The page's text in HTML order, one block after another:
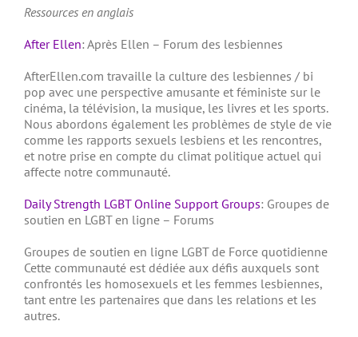
Ressources en anglais
After Ellen: Après Ellen – Forum des lesbiennes
AfterEllen.com travaille la culture des lesbiennes / bi
pop avec une perspective amusante et féministe sur le
cinéma, la télévision, la musique, les livres et les sports.
Nous abordons également les problèmes de style de vie
comme les rapports sexuels lesbiens et les rencontres,
et notre prise en compte du climat politique actuel qui
affecte notre communauté.
Daily Strength LGBT Online Support Groups: Groupes de
soutien en LGBT en ligne – Forums
Groupes de soutien en ligne LGBT de Force quotidienne
Cette communauté est dédiée aux défis auxquels sont
confrontés les homosexuels et les femmes lesbiennes,
tant entre les partenaires que dans les relations et les
autres.